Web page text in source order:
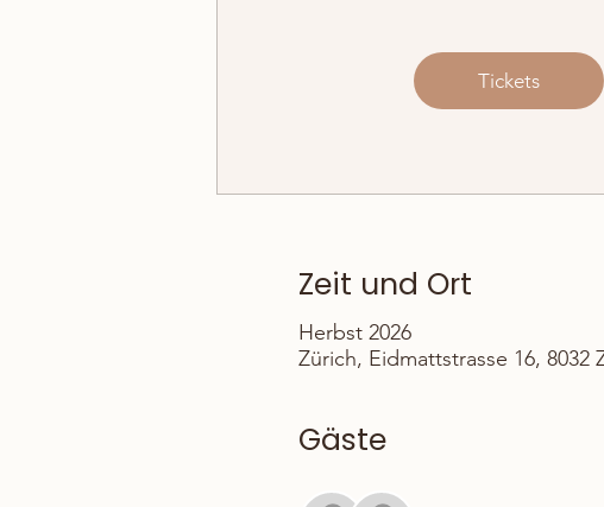
Tickets
Zeit und Ort
Herbst 2026
Zürich, Eidmattstrasse 16, 8032
Gäste